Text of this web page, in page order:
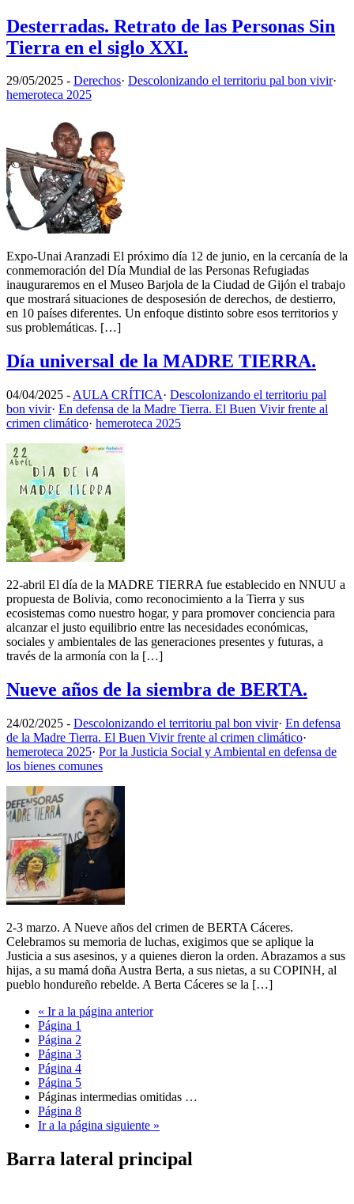
Desterradas. Retrato de las Personas Sin
Tierra en el siglo XXI.
29/05/2025 - Derechos· Descolonizando el territoriu pal bon vivir·
hemeroteca 2025
Expo-Unai Aranzadi El próximo día 12 de junio, en la cercanía de la
conmemoración del Día Mundial de las Personas Refugiadas
inauguraremos en el Museo Barjola de la Ciudad de Gijón el trabajo
que mostrará situaciones de desposesión de derechos, de destierro,
en 10 países diferentes. Un enfoque distinto sobre esos territorios y
sus problemáticas. […]
Día universal de la MADRE TIERRA.
04/04/2025 - AULA CRÍTICA· Descolonizando el territoriu pal
bon vivir· En defensa de la Madre Tierra. El Buen Vivir frente al
crimen climático· hemeroteca 2025
22-abril El día de la MADRE TIERRA fue establecido en NNUU a
propuesta de Bolivia, como reconocimiento a la Tierra y sus
ecosistemas como nuestro hogar, y para promover conciencia para
alcanzar el justo equilibrio entre las necesidades económicas,
sociales y ambientales de las generaciones presentes y futuras, a
través de la armonía con la […]
Nueve años de la siembra de BERTA.
24/02/2025 - Descolonizando el territoriu pal bon vivir· En defensa
de la Madre Tierra. El Buen Vivir frente al crimen climático·
hemeroteca 2025· Por la Justicia Social y Ambiental en defensa de
los bienes comunes
2-3 marzo. A Nueve años del crimen de BERTA Cáceres.
Celebramos su memoria de luchas, exigimos que se aplique la
Justicia a sus asesinos, y a quienes dieron la orden. Abrazamos a sus
hijas, a su mamá doña Austra Berta, a sus nietas, a su COPINH, al
pueblo hondureño rebelde. A Berta Cáceres se la […]
« Ir a la página anterior
Página 1
Página 2
Página 3
Página 4
Página 5
Páginas intermedias omitidas …
Página 8
Ir a la página siguiente »
Barra lateral principal